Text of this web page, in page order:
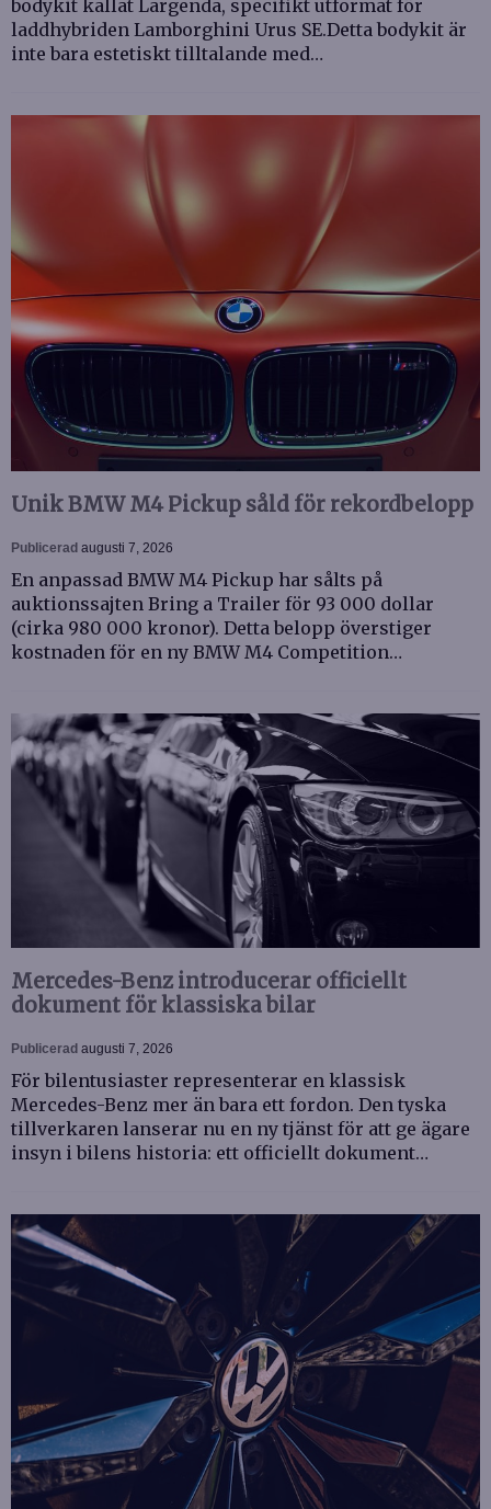
bodykit kallat Largenda, specifikt utformat för
laddhybriden Lamborghini Urus SE.Detta bodykit är
inte bara estetiskt tilltalande med…
Unik BMW M4 Pickup såld för rekordbelopp
Publicerad augusti 7, 2026
En anpassad BMW M4 Pickup har sålts på
auktionssajten Bring a Trailer för 93 000 dollar
(cirka 980 000 kronor). Detta belopp överstiger
kostnaden för en ny BMW M4 Competition…
Mercedes-Benz introducerar officiellt
dokument för klassiska bilar
Publicerad augusti 7, 2026
För bilentusiaster representerar en klassisk
Mercedes-Benz mer än bara ett fordon. Den tyska
tillverkaren lanserar nu en ny tjänst för att ge ägare
insyn i bilens historia: ett officiellt dokument…